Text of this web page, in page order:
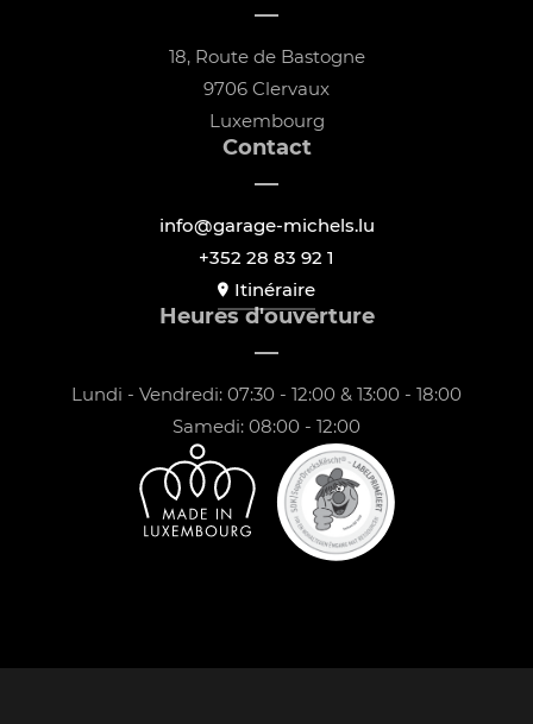
18, Route de Bastogne
9706 Clervaux
Luxembourg
Contact
info@garage-michels.lu
+352 28 83 92 1
Itinéraire
Heures d'ouverture
Lundi - Vendredi: 07:30 - 12:00 & 13:00 - 18:00
Samedi: 08:00 - 12:00